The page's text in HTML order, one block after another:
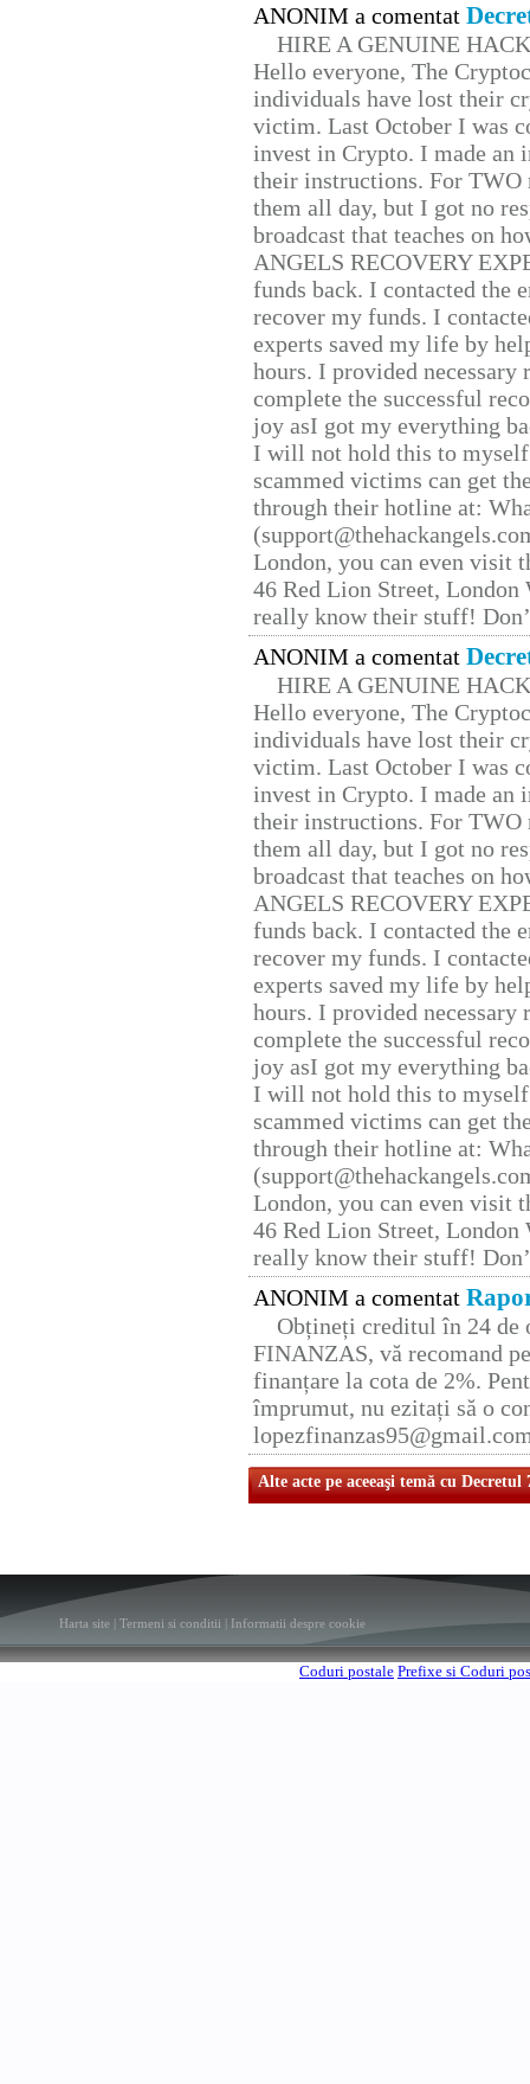
ANONIM a comentat
HIRE A GENUINE
Hello everyone, The
individuals have lost their
victim. Last October I was
invest in Crypto. I made
their instructions. For TWO
them all day, but I got no
broadcast that teaches on
ANGELS RECOVERY
funds back. I contacted the
recover my funds. I
experts saved my life by
hours. I provided
complete the successful
joy asI got my everything
I will not hold this to
scammed victims can get
through their hotline at:
London, you can even visit
46 Red Lion Street, London
really know their stuff!
ANONIM a comentat
HIRE A GENUINE
Hello everyone, The
individuals have lost their
victim. Last October I was
invest in Crypto. I made
their instructions. For TWO
them all day, but I got no
broadcast that teaches on
ANGELS RECOVERY
funds back. I contacted the
recover my funds. I
experts saved my life by
hours. I provided
complete the successful
joy asI got my everything
I will not hold this to
scammed victims can get
through their hotline at:
London, you can even visit
46 Red Lion Street, London
really know their stuff!
ANONIM a comentat
Obțineți creditul în 24 de
FINANZAS, vă recomand
finanțare la cota de 2%.
împrumut, nu ezitați să o
Alte acte pe aceeaşi temă cu Decretul
Harta site Termeni si conditii Informatii despre cookie
Coduri postale Prefixe si Coduri